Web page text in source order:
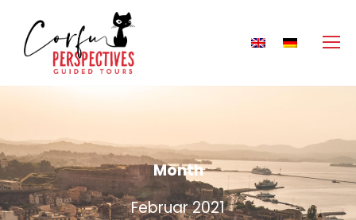
Month
Februar 2021